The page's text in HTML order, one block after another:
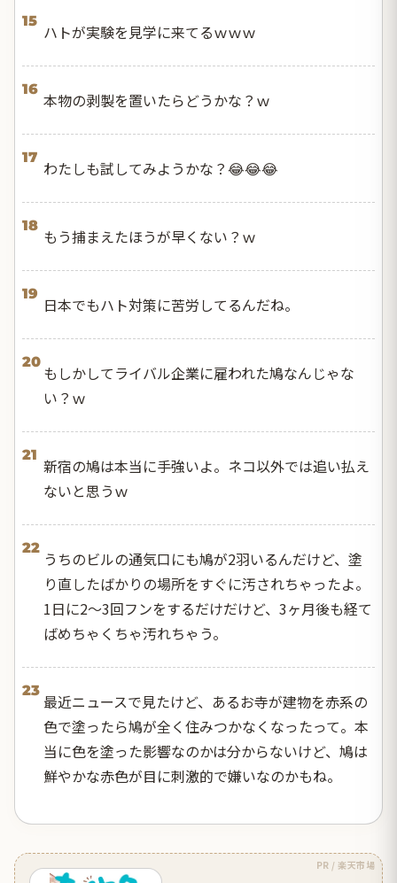
15
ハトが実験を見学に来てるｗｗｗ
16
本物の剥製を置いたらどうかな？ｗ
17
わたしも試してみようかな？😂😂😂
18
もう捕まえたほうが早くない？ｗ
19
日本でもハト対策に苦労してるんだね。
20
もしかしてライバル企業に雇われた鳩なんじゃな
い？ｗ
21
新宿の鳩は本当に手強いよ。ネコ以外では追い払え
ないと思うｗ
22
うちのビルの通気口にも鳩が2羽いるんだけど、塗
り直したばかりの場所をすぐに汚されちゃったよ。
1日に2〜3回フンをするだけだけど、3ヶ月後も経て
ばめちゃくちゃ汚れちゃう。
23
最近ニュースで見たけど、あるお寺が建物を赤系の
色で塗ったら鳩が全く住みつかなくなったって。本
当に色を塗った影響なのかは分からないけど、鳩は
鮮やかな赤色が目に刺激的で嫌いなのかもね。
PR / 楽天市場